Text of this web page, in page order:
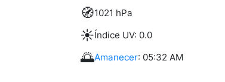
🧭1021 hPa
☀️Índice UV: 0.0
🌅Amanecer: 05:32 AM